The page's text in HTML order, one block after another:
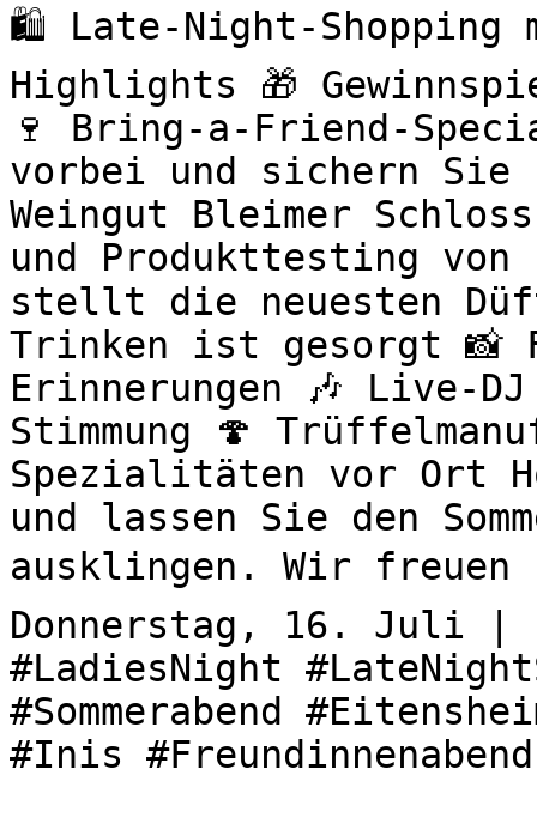
🛍️ Late-Night-
Highlights 🎁
🍷 Bring-a-Friend-
vorbei und sichern Sie
Weingut Bleimer
und Produkttesting
stellt die neuesten
Trinken ist gesorgt 📸
Erinnerungen 🎶
Stimmung 🍄
Spezialitäten vor Ort
und lassen Sie den
ausklingen. Wir freuen
Donnerstag, 16. Juli |
#LadiesNight
#Sommerabend
#Inis